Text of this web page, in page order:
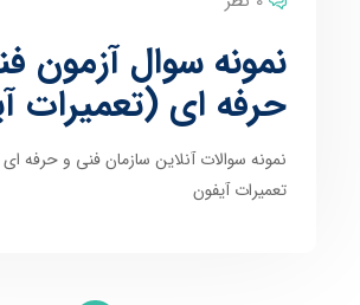
نمونه سوال آزمون
حرفه ای (تعمیرات
نمونه سوالات آنلاین سازمان فنی و حرفه
تعمیرات آیفون